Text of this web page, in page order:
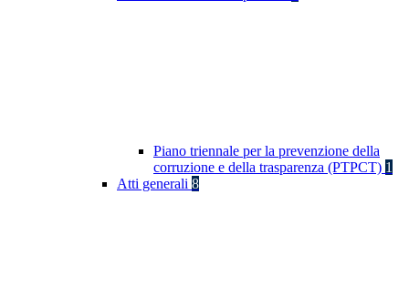
Piano triennale per la prevenzione della
corruzione e della trasparenza (PTPCT) 1
Atti generali 8